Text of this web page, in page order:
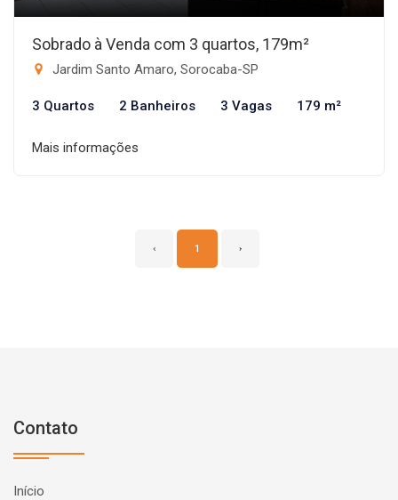
Sobrado à Venda com 3 quartos, 179m²
Jardim Santo Amaro, Sorocaba-SP
3 Quartos 2 Banheiros 3 Vagas 179 m²
Mais informações
‹ 1 ›
Contato
Início